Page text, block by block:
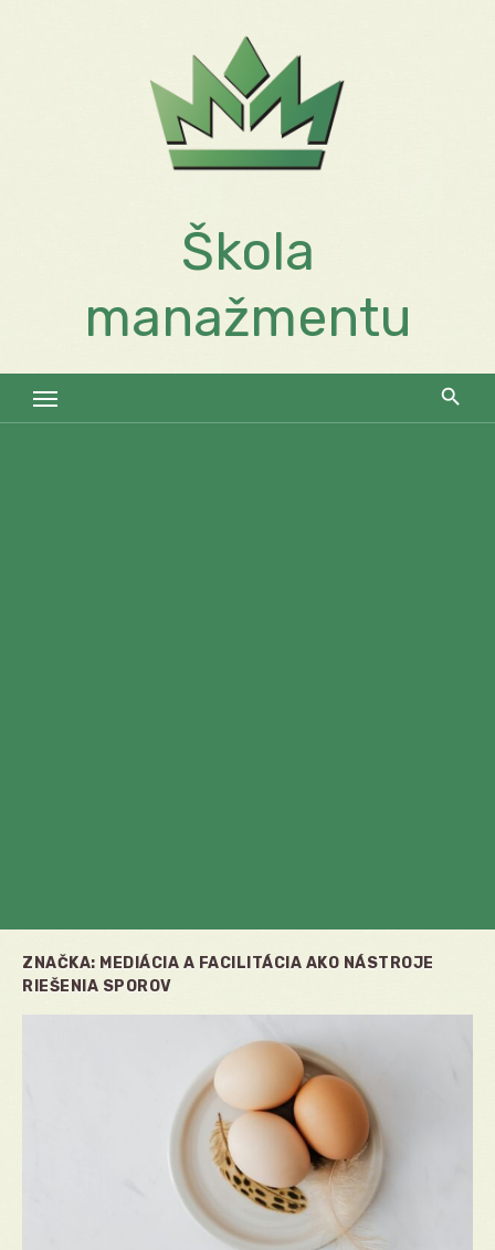
Škola
manažmentu
ZNAČKA: MEDIÁCIA A FACILITÁCIA AKO NÁSTROJE
RIEŠENIA SPOROV